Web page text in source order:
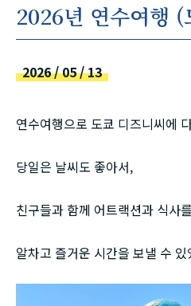
Tiếng
2026년 연수여행 (
2026 / 05 / 13
연수여행으로 도쿄 디즈니씨에
당일은 날씨도 좋아서,
친구들과 함께 어트랙션과 식사
알차고 즐거운 시간을 보낼 수